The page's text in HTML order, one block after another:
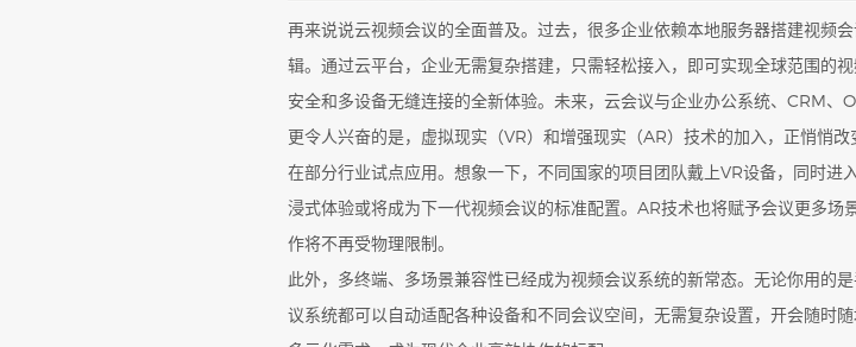
再来说说云视频会议的全面普及。过去，很多企业依赖本地服务器搭建视频
辑。通过云平台，企业无需复杂搭建，只需轻松接入，即可实现全球范围的
安全和多设备无缝连接的全新体验。未来，云会议与企业办公系统、CRM、
更令人兴奋的是，虚拟现实（VR）和增强现实（AR）技术的加入，正悄悄
在部分行业试点应用。想象一下，不同国家的项目团队戴上VR设备，同时
浸式体验或将成为下一代视频会议的标准配置。AR技术也将赋予会议更多场
作将不再受物理限制。
此外，多终端、多场景兼容性已经成为视频会议系统的新常态。无论你用的
议系统都可以自动适配各种设备和不同会议空间，无需复杂设置，开会随时